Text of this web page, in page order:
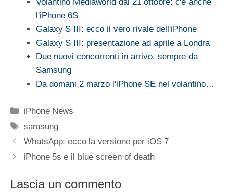
Volantino Mediaworld dal 21 ottobre: c'è anche
l'iPhone 6S
Galaxy S III: ecco il vero rivale dell'iPhone
Galaxy S III: presentazione ad aprile a Londra
Due nuovi concorrenti in arrivo, sempre da
Samsung
Da domani 2 marzo l'iPhone SE nel volantino…
Categorie
iPhone News
Tag
samsung
WhatsApp: ecco la versione per iOS 7
iPhone 5s e il blue screen of death
Lascia un commento